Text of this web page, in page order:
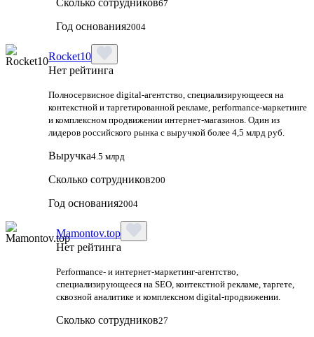
Сколько сотрудников67
Год основания2004
Rocket10
Нет рейтинга
Полносервисное digital-агентство, специализирующееся на
контекстной и таргетированной рекламе, performance-маркетинге
и комплексном продвижении интернет-магазинов. Один из
лидеров российского рынка с выручкой более 4,5 млрд руб.
Выручка4.5 млрд
Сколько сотрудников200
Год основания2004
Mamontov.top
Нет рейтинга
Performance‑ и интернет‑маркетинг‑агентство,
специализирующееся на SEO, контекстной рекламе, таргете,
сквозной аналитике и комплексном digital‑продвижении.
Сколько сотрудников27